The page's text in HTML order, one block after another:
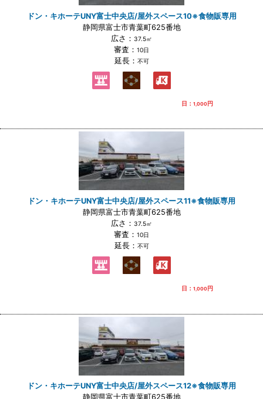
ドン・キホーテUNY富士中央店/屋外スペース10※食物販専用
静岡県富士市青葉町625番地
広さ： 37.5㎡
審査： 10日
延長： 不可
日： 1,000円
ドン・キホーテUNY富士中央店/屋外スペース11※食物販専用
静岡県富士市青葉町625番地
広さ： 37.5㎡
審査： 10日
延長： 不可
日： 1,000円
ドン・キホーテUNY富士中央店/屋外スペース12※食物販専用
静岡県富士市青葉町625番地